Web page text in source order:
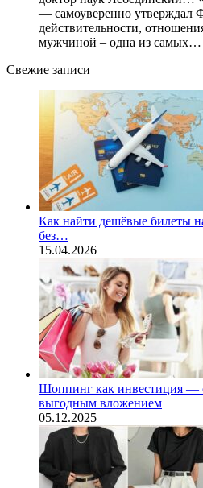
— самоуверенно утверждал
действительности,
мужчиной – одна из самых…
Свежие записи
Как найти дешёвые билеты
без…
15.04.2026
Шоппинг как инвестиция —
выгодным вложением
05.12.2025